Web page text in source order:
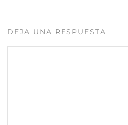
DEJA UNA RESPUESTA